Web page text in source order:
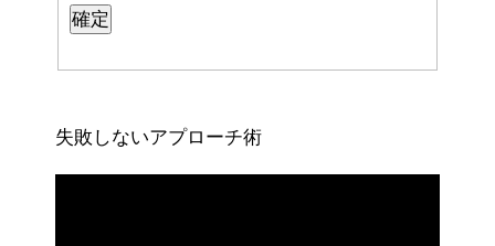
失敗しないアプローチ術